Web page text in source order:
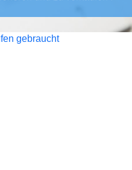
gebraucht